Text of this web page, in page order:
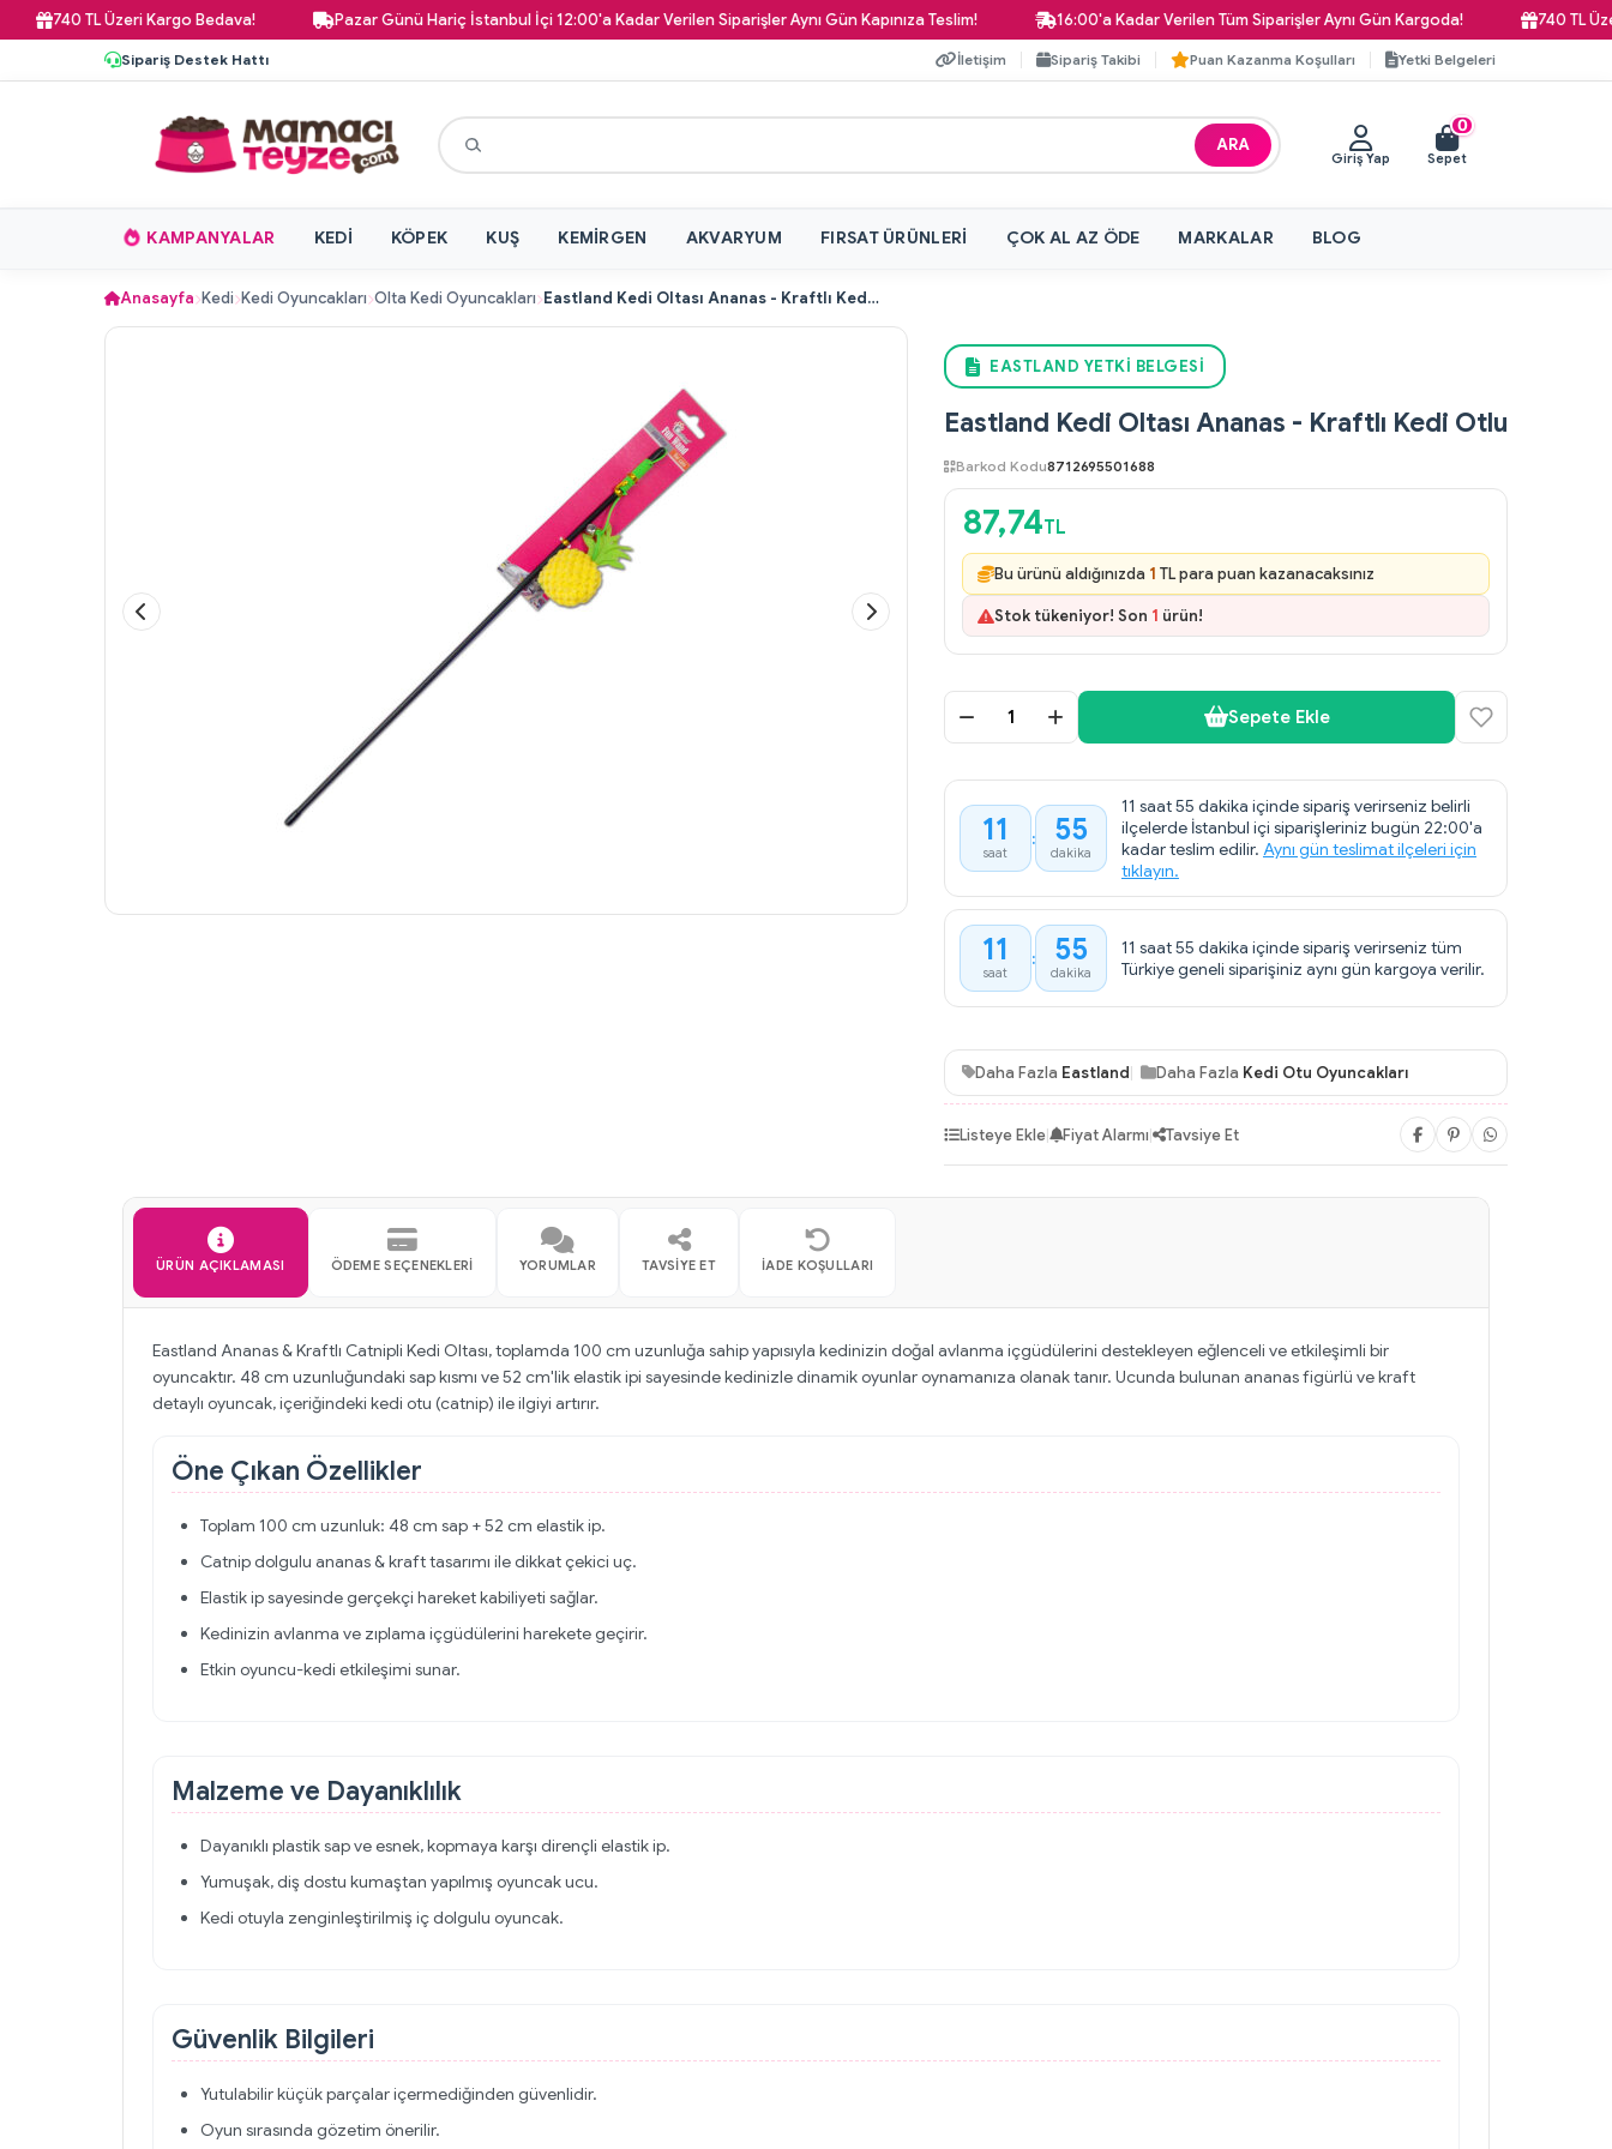
740 TL Üzeri Kargo Bedava! Pazar Günü Hariç İstanbul İçi 12:00'a Kadar Verilen Siparişler Aynı Gün Kapınıza Teslim! 16:00'a Kadar Verilen Tüm Siparişler Aynı Gün Kargoda! 740 TL Üzeri
Sipariş Destek Hattı İletişim Sipariş Takibi Puan Kazanma Koşulları Yetki Belgeleri
ARA
Giriş Yap
0
Sepet
KAMPANYALAR KEDI KÖPEK KUŞ KEMIRGEN AKVARYUM FIRSAT ÜRÜNLERI ÇOK AL AZ ÖDE MARKALAR BLOG
Anasayfa Kedi Kedi Oyuncakları Olta Kedi Oyuncakları Eastland Kedi Oltası Ananas - Kraftlı Kedi Otlu
EASTLAND YETKI BELGESI
Eastland Kedi Oltası Ananas - Kraftlı Kedi Otlu
Barkod Kodu8712695501688
87,74TL
Bu ürünü aldığınızda 1 TL para puan kazanacaksınız
Stok tükeniyor! Son 1 ürün!
Sepete Ekle
11
saat
: 55
dakika
11 saat 55 dakika içinde sipariş verirseniz belirli
ilçelerde İstanbul içi siparişleriniz bugün 22:00'a
kadar teslim edilir. Aynı gün teslimat ilçeleri için
tıklayın.
11
saat
: 55
dakika
11 saat 55 dakika içinde sipariş verirseniz tüm
Türkiye geneli siparişiniz aynı gün kargoya verilir.
Daha Fazla Eastland Daha Fazla Kedi Otu Oyuncakları
Listeye Ekle| Fiyat Alarmı| Tavsiye Et
ÜRÜN AÇIKLAMASI ÖDEME SEÇENEKLERI YORUMLAR TAVSIYE ET İADE KOŞULLARI
Eastland Ananas & Kraftlı Catnipli Kedi Oltası, toplamda 100 cm uzunluğa sahip yapısıyla kedinizin doğal avlanma içgüdülerini destekleyen eğlenceli ve etkileşimli bir
oyuncaktır. 48 cm uzunluğundaki sap kısmı ve 52 cm'lik elastik ipi sayesinde kedinizle dinamik oyunlar oynamanıza olanak tanır. Ucunda bulunan ananas figürlü ve kraft
detaylı oyuncak, içeriğindeki kedi otu (catnip) ile ilgiyi artırır.
Öne Çıkan Özellikler
Toplam 100 cm uzunluk: 48 cm sap + 52 cm elastik ip.
Catnip dolgulu ananas & kraft tasarımı ile dikkat çekici uç.
Elastik ip sayesinde gerçekçi hareket kabiliyeti sağlar.
Kedinizin avlanma ve zıplama içgüdülerini harekete geçirir.
Etkin oyuncu-kedi etkileşimi sunar.
Malzeme ve Dayanıklılık
Dayanıklı plastik sap ve esnek, kopmaya karşı dirençli elastik ip.
Yumuşak, diş dostu kumaştan yapılmış oyuncak ucu.
Kedi otuyla zenginleştirilmiş iç dolgulu oyuncak.
Güvenlik Bilgileri
Yutulabilir küçük parçalar içermediğinden güvenlidir.
Oyun sırasında gözetim önerilir.